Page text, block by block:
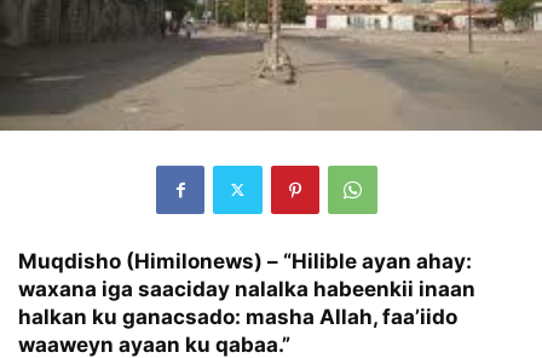
Muqdisho (Himilonews) – “Hilible ayan ahay:
waxana iga saaciday nalalka habeenkii inaan
halkan ku ganacsado: masha Allah, faa’iido
waaweyn ayaan ku qabaa.”